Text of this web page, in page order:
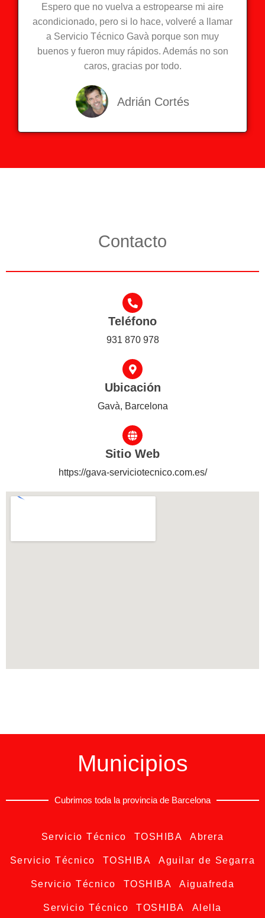
Espero que no vuelva a estropearse mi aire
acondicionado, pero si lo hace, volveré a llamar
a Servicio Técnico Gavà porque son muy
buenos y fueron muy rápidos. Además no son
caros, gracias por todo.
Adrián Cortés
Contacto
Teléfono
931 870 978
Ubicación
Gavà, Barcelona
Sitio Web
https://gava-serviciotecnico.com.es/
Municipios
Cubrimos toda la provincia de Barcelona
Servicio Técnico TOSHIBA Abrera
Servicio Técnico TOSHIBA Aguilar de Segarra
Servicio Técnico TOSHIBA Aiguafreda
Servicio Técnico TOSHIBA Alella